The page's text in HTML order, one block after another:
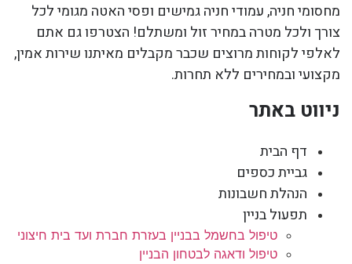
מחסומי חניה, עמודי חניה גמישים ופסי האטה מגומי לכל
צורך ולכל מטרה במחיר זול ומשתלם! הצטרפו גם אתם
לאלפי לקוחות מרוצים שכבר מקבלים מאיתנו שירות אמין,
מקצועי ובמחירים ללא תחרות.
ניווט באתר
דף הבית
גביית כספים
הנהלת חשבונות
תפעול בניין
טיפול בחשמל בבניין בעזרת חברת ועד בית חיצוני
טיפול ודאגה לבטחון הבניין